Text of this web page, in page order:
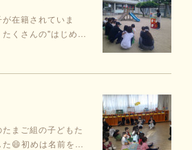
在籍されていま
くさんの"はじめ…
まご組の子どもた
😄初めは名前を…